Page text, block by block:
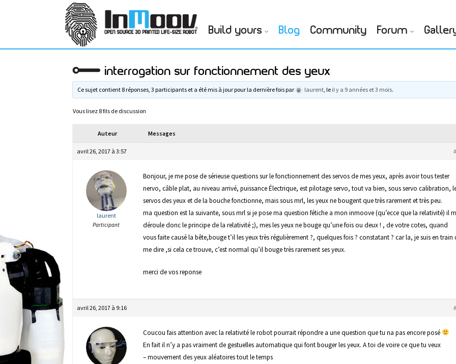
Build yours Blog Community Forum
interrogation sur fonctionnement des yeux
Ce sujet contient 8 réponses, 3 participants et a été mis à jour pour la dernière fois par laurent, le il y a 9 années et 3 mois.
Vous lisez 8 fils de discussion
Auteur Messages
avril 26, 2017 à 3:57
laurent
Participant
Bonjour, je me pose de sérieuse questions sur le fonctionnement des servos de mes yeux, après avoir tous tester
nervo, câble plat, au niveau arrivé, puissance Électrique, est pilotage servo, tout va bien, sous servo calibration,
servos des yeux et de la bouche fonctionne, mais sous mrl, les yeux ne bougent que très rarement et très peu.
ma question est la suivante, sous mrl si je pose ma question fétiche a mon inmoove (qu’ecce que la relativité) il
déroule donc le principe de la relativité ;), mes les yeux ne bouge qu’une fois ou deux ! , de votre cotes, quand
vous faite causé la bête,bouge t’il les yeux très régulièrement ?, quelques fois ? constatant ? car la, je suis en train
me dire ,si cela ce trouve, c’est normal qu’il bouge très rarement ses yeux.
merci de vos reponse
avril 26, 2017 à 9:16
Coucou fais attention avec la relativité le robot pourrait répondre a une question que tu na pas encore posé
En fait il n’y a pas vraiment de gestuelles automatique qui font bouger les yeux. A toi de voire ce que tu veux
– mouvement des yeux aléatoires tout le temps